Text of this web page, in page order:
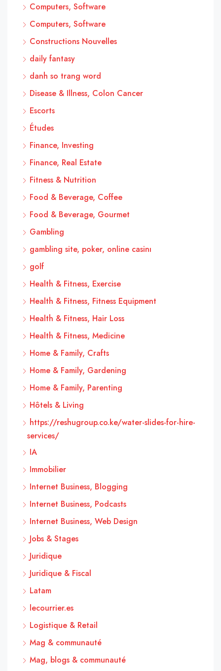
Computers, Software
Computers, Software
Constructions Nouvelles
daily fantasy
danh so trang word
Disease & Illness, Colon Cancer
Escorts
Études
Finance, Investing
Finance, Real Estate
Fitness & Nutrition
Food & Beverage, Coffee
Food & Beverage, Gourmet
Gambling
gambling site, poker, online casinı
golf
Health & Fitness, Exercise
Health & Fitness, Fitness Equipment
Health & Fitness, Hair Loss
Health & Fitness, Medicine
Home & Family, Crafts
Home & Family, Gardening
Home & Family, Parenting
Hôtels & Living
https://reshugroup.co.ke/water-slides-for-hire-
services/
IA
Immobilier
Internet Business, Blogging
Internet Business, Podcasts
Internet Business, Web Design
Jobs & Stages
Juridique
Juridique & Fiscal
Latam
lecourrier.es
Logistique & Retail
Mag & communauté
Mag, blogs & communauté